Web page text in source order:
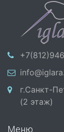
г.Санкт-
(2 этаж)
Меню